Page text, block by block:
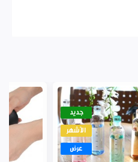
جديد
الأشهر
عرض